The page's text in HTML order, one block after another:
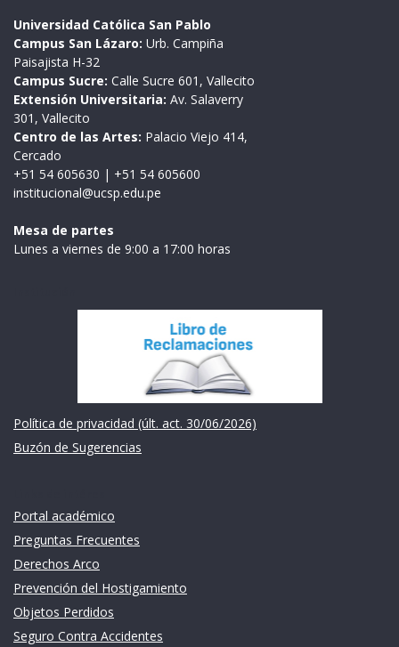
Universidad Católica San Pablo
Campus San Lázaro: Urb. Campiña
Paisajista H-32
Campus Sucre: Calle Sucre 601, Vallecito
Extensión Universitaria: Av. Salaverry
301, Vallecito
Centro de las Artes: Palacio Viejo 414,
Cercado
+51 54 605630 | +51 54 605600
institucional@ucsp.edu.pe
Mesa de partes
Lunes a viernes de 9:00 a 17:00 horas
Política de privacidad (últ. act. 30/06/2026)
Buzón de Sugerencias
Portal académico
Preguntas Frecuentes
Derechos Arco
Prevención del Hostigamiento
Objetos Perdidos
Seguro Contra Accidentes